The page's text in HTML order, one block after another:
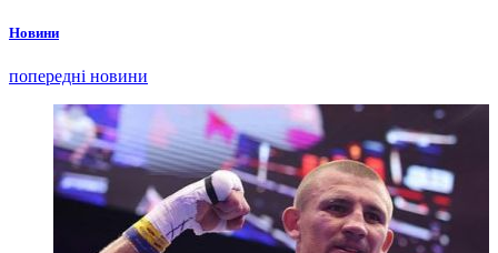
Новини
попередні новини